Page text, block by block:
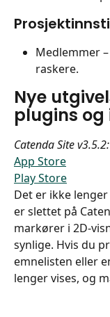
Medlemmer
raskere.
Nye
plugins
Catenda Site v3.5.2:
App Store
Play Store
Det er ikke
er slettet på
markører i 2D-
synlige. Hvis du
emnelisten eller
lenger vises, og